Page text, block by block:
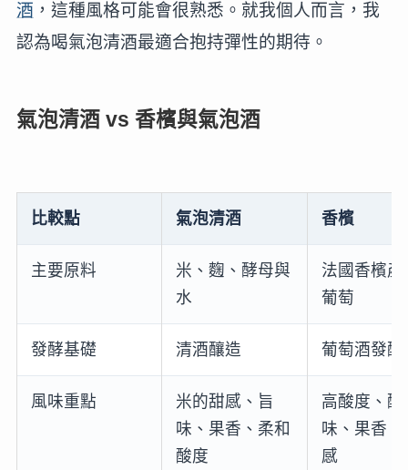
酒 ，這種風格可能會很熟悉。就我個人而言，我
認為喝氣泡清酒最適合抱持彈性的期待。
氣泡清酒 vs 香檳與氣泡酒
比較點 氣泡清酒 香檳
主要原料
米、麴、酵母與
水
法國香檳產
葡萄
發酵基礎 清酒釀造 葡萄酒發酵
風味重點
米的甜感、旨
味、果香、柔和
酸度
高酸度、酵
味、果香、
感